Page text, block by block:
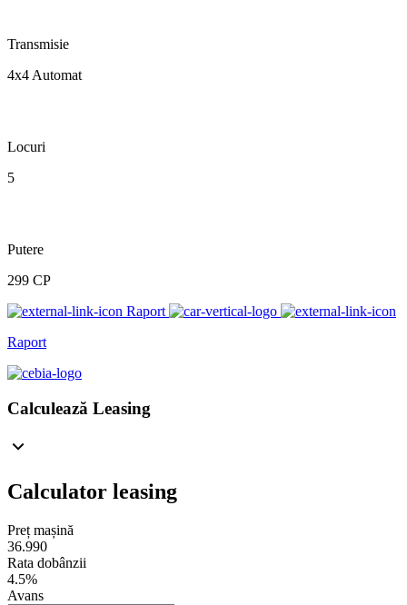
Transmisie
4x4 Automat
Locuri
5
Putere
299 CP
Raport
Raport
Calculează Leasing
Calculator leasing
Preț mașină
36.990
Rata dobânzii
4.5%
Avans